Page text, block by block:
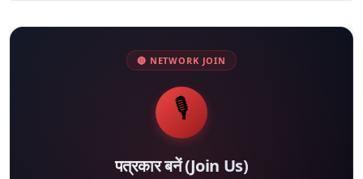
🔴 NETWORK JOIN
🎙️
पत्रकार बनें (Join Us)